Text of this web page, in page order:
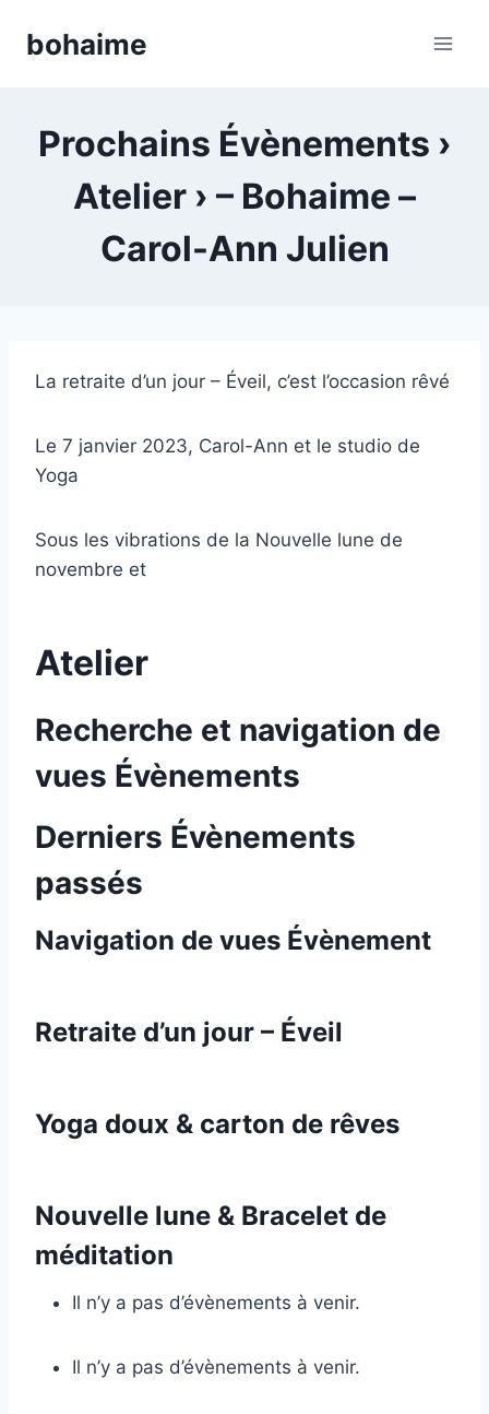
bohaime
Prochains Évènements ›
Atelier › – Bohaime –
Carol-Ann Julien
La retraite d’un jour – Éveil, c’est l’occasion rêvé
Le 7 janvier 2023, Carol-Ann et le studio de
Yoga
Sous les vibrations de la Nouvelle lune de
novembre et
Atelier
Recherche et navigation de
vues Évènements
Derniers Évènements
passés
Navigation de vues Évènement
Retraite d’un jour – Éveil
Yoga doux & carton de rêves
Nouvelle lune & Bracelet de
méditation
Il n’y a pas d’évènements à venir.
Il n’y a pas d’évènements à venir.